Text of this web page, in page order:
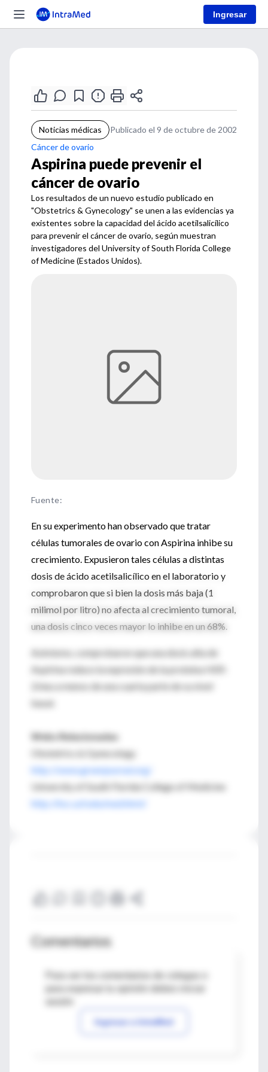
Ingresar
Noticias médicas
Publicado el 9 de octubre de 2002
Cáncer de ovario
Aspirina puede prevenir el
cáncer de ovario
Los resultados de un nuevo estudio publicado en
"Obstetrics & Gynecology" se unen a las evidencias ya
existentes sobre la capacidad del ácido acetilsalicílico
para prevenir el cáncer de ovario, según muestran
investigadores del University of South Florida College
of Medicine (Estados Unidos).
Fuente:
En su experimento han observado que tratar
células tumorales de ovario con Aspirina inhibe su
crecimiento. Expusieron tales células a distintas
dosis de ácido acetilsalicílico en el laboratorio y
comprobaron que si bien la dosis más baja (1
milimol por litro) no afecta al crecimiento tumoral,
una dosis cinco veces mayor lo inhibe en un 68%.
Asimismo, comprobaron que una dosis alta de
Aspirina reduce la expresión de la proteína HER-
2/neu a menos de una cuarta parte de su nivel
basal.
Webs Relacionadas
Obstetrics & Gynecology
http://www.greenjournal.org/
University of South Florida College of Medicine
http://hsc.usf.edu/med.html/
Comentarios
Para ver los comentarios de colegas o
Ingresar a IntraMed